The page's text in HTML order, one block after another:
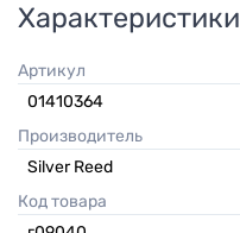
Характеристики
Артикул
01410364
Производитель
Silver Reed
Код товара